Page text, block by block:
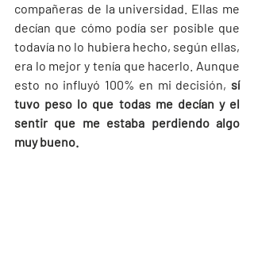
compañeras de la universidad. Ellas me
decían que cómo podía ser posible que
todavía no lo hubiera hecho, según ellas,
era lo mejor y tenía que hacerlo. Aunque
esto no influyó 100% en mi decisión, sí
tuvo peso lo que todas me decían y el
sentir que me estaba perdiendo algo
muy bueno.